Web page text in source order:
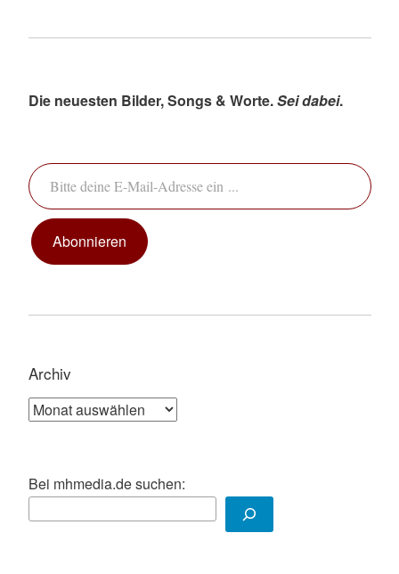
Die neuesten Bilder, Songs & Worte.Sei dabei.
Bitte deine E-Mail-Adresse ein ...
Abonnieren
Archiv
Archiv
Bei mhmedia.de suchen: